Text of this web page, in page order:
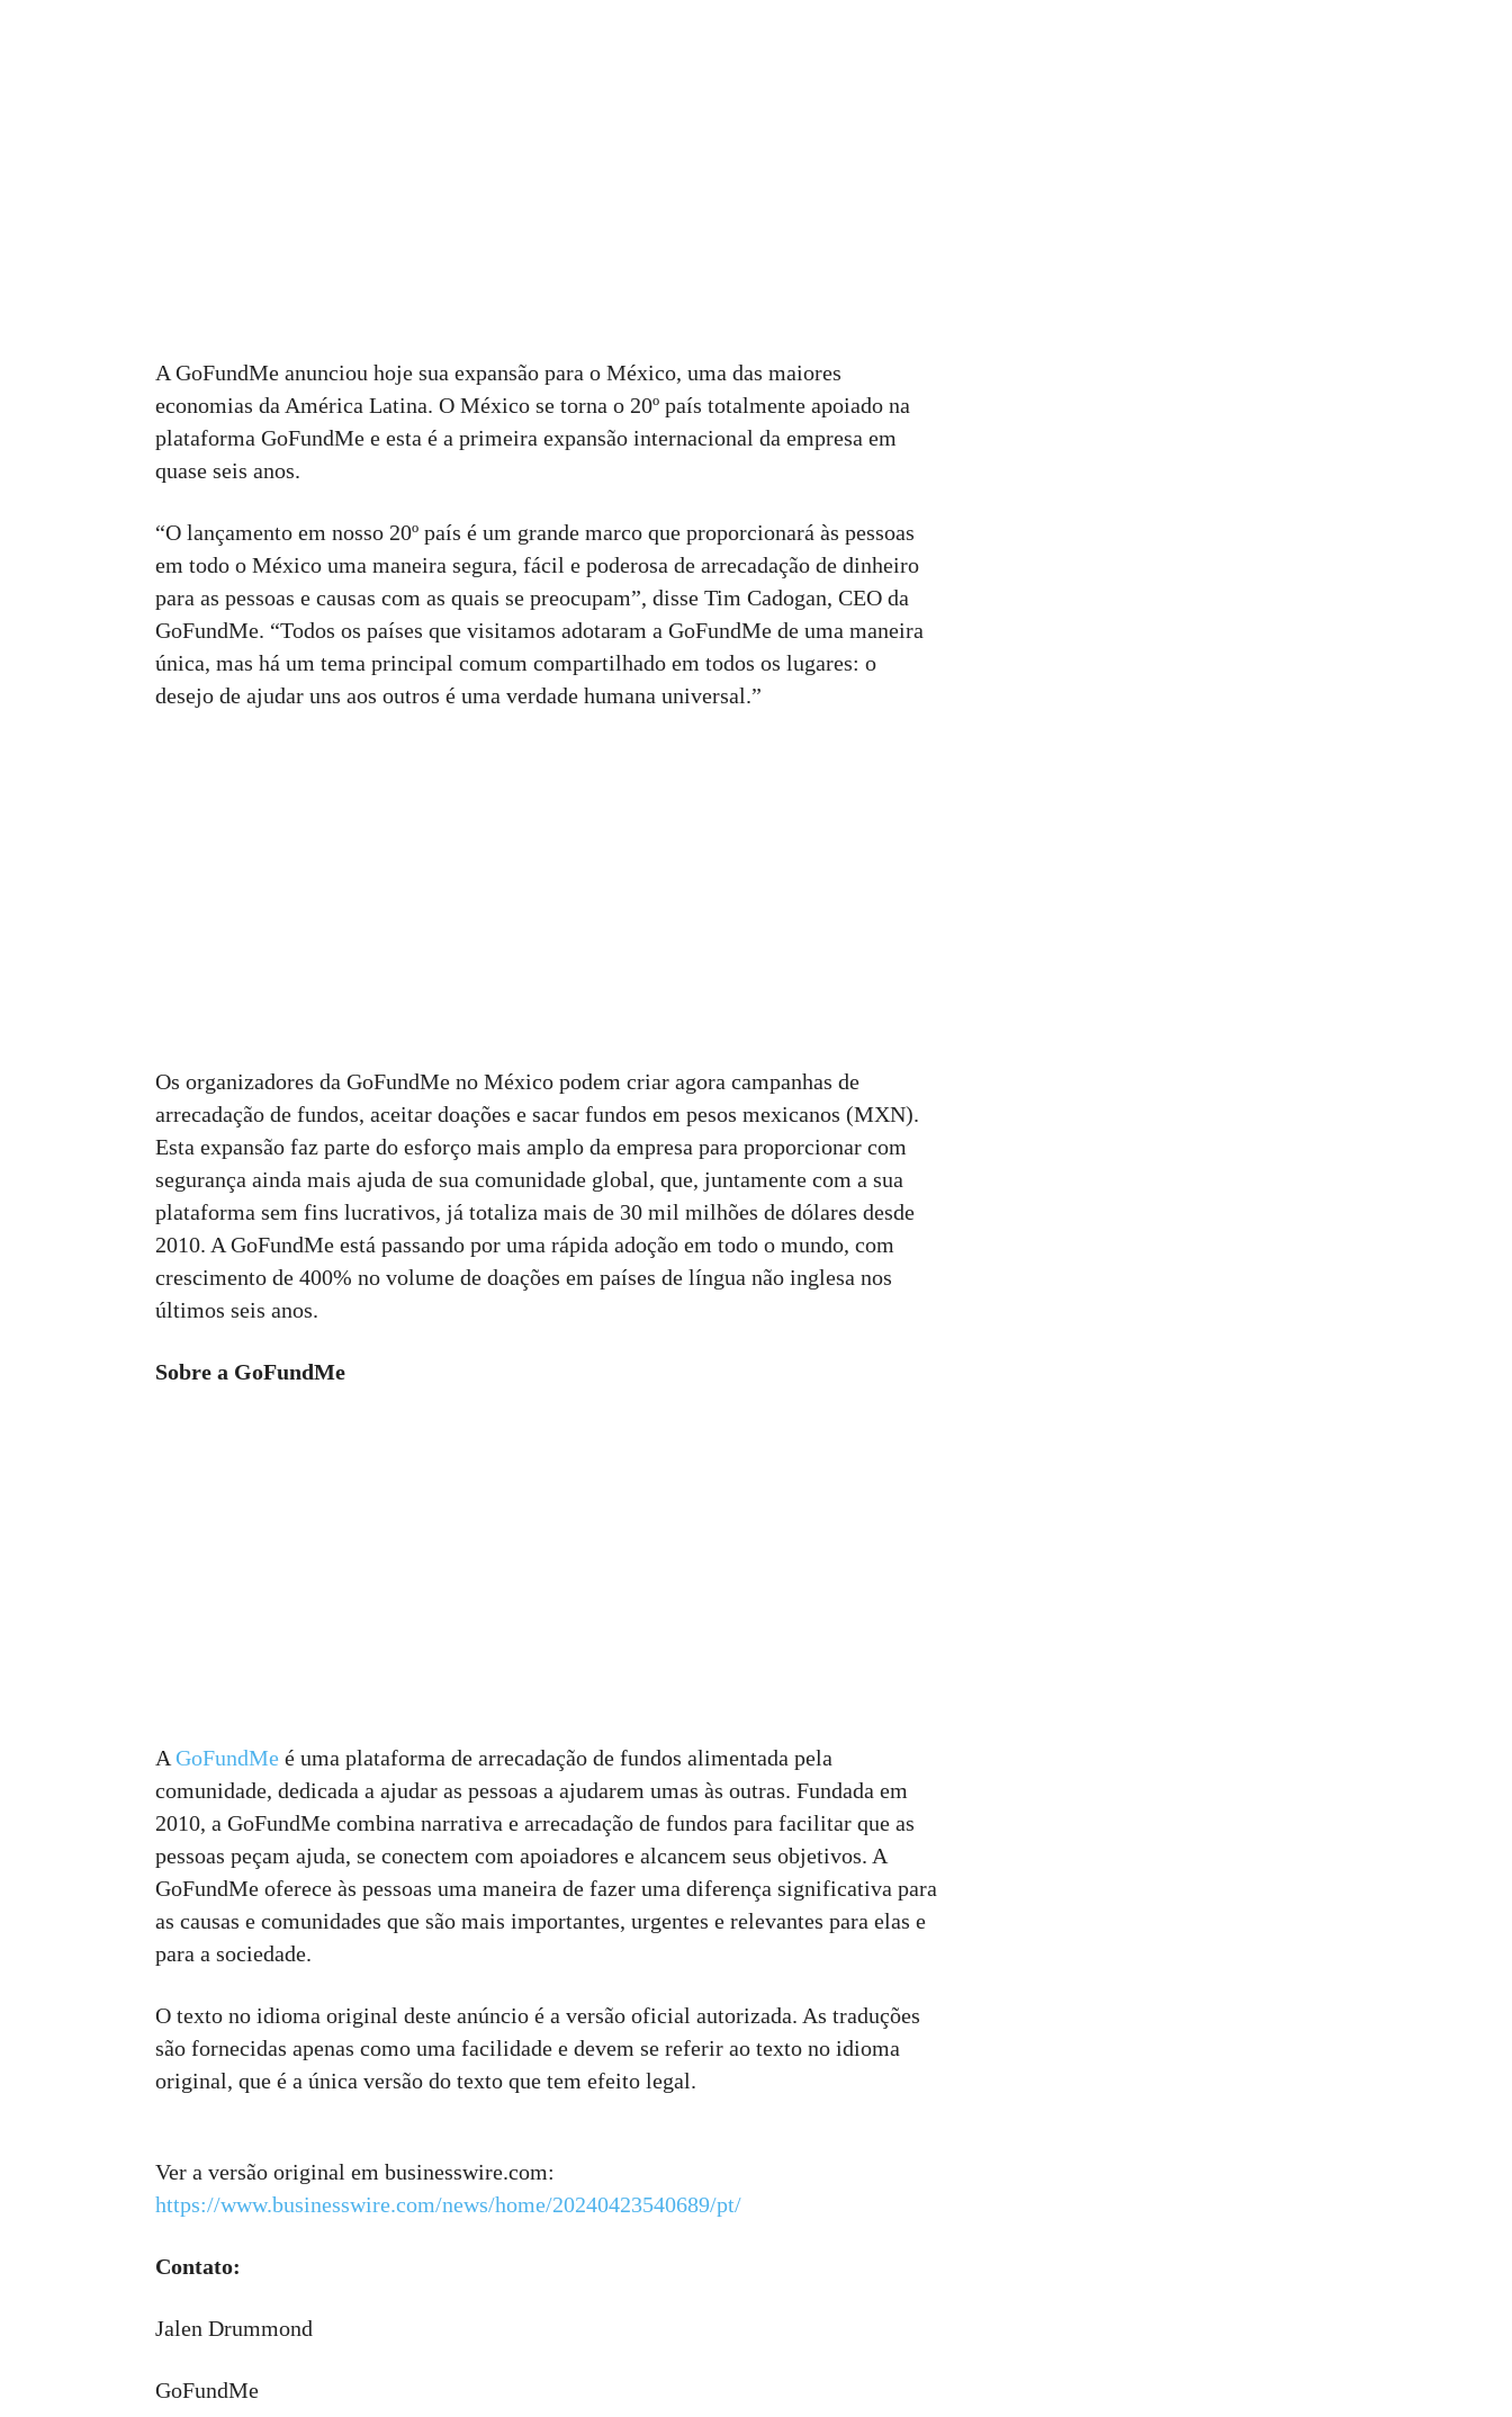
A GoFundMe anunciou hoje sua expansão para o México, uma das maiores
economias da América Latina. O México se torna o 20º país totalmente apoiado na
plataforma GoFundMe e esta é a primeira expansão internacional da empresa em
quase seis anos.
“O lançamento em nosso 20º país é um grande marco que proporcionará às pessoas
em todo o México uma maneira segura, fácil e poderosa de arrecadação de dinheiro
para as pessoas e causas com as quais se preocupam”, disse Tim Cadogan, CEO da
GoFundMe. “Todos os países que visitamos adotaram a GoFundMe de uma maneira
única, mas há um tema principal comum compartilhado em todos os lugares: o
desejo de ajudar uns aos outros é uma verdade humana universal.”
Os organizadores da GoFundMe no México podem criar agora campanhas de
arrecadação de fundos, aceitar doações e sacar fundos em pesos mexicanos (MXN).
Esta expansão faz parte do esforço mais amplo da empresa para proporcionar com
segurança ainda mais ajuda de sua comunidade global, que, juntamente com a sua
plataforma sem fins lucrativos, já totaliza mais de 30 mil milhões de dólares desde
2010. A GoFundMe está passando por uma rápida adoção em todo o mundo, com
crescimento de 400% no volume de doações em países de língua não inglesa nos
últimos seis anos.
Sobre a GoFundMe
A GoFundMe é uma plataforma de arrecadação de fundos alimentada pela
comunidade, dedicada a ajudar as pessoas a ajudarem umas às outras. Fundada em
2010, a GoFundMe combina narrativa e arrecadação de fundos para facilitar que as
pessoas peçam ajuda, se conectem com apoiadores e alcancem seus objetivos. A
GoFundMe oferece às pessoas uma maneira de fazer uma diferença significativa para
as causas e comunidades que são mais importantes, urgentes e relevantes para elas e
para a sociedade.
O texto no idioma original deste anúncio é a versão oficial autorizada. As traduções
são fornecidas apenas como uma facilidade e devem se referir ao texto no idioma
original, que é a única versão do texto que tem efeito legal.
Ver a versão original em businesswire.com:
https://www.businesswire.com/news/home/20240423540689/pt/
Contato:
Jalen Drummond
GoFundMe